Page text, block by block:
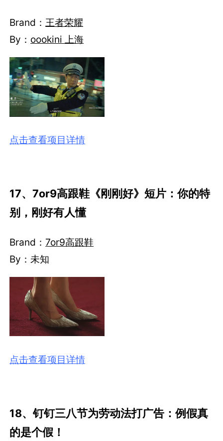
Brand：王者荣耀
By： oookini 上海
点击查看项目详情
17、7or9高跟鞋《刚刚好》短片：你的特
别，刚好有人懂
Brand： 7or9高跟鞋
By：未知
点击查看项目详情
18、钉钉三八节为劳动法打广告：例假真
的是个假！